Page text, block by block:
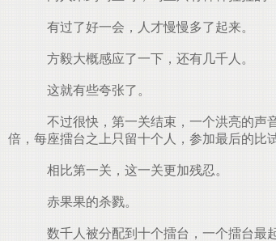
有过了好一会，人才慢慢多了起来。
方毅大概感应了一下，还有几千人。
这就有些夸张了。
不过很快，第一关结束，一个洪亮的声
倍，每座擂台之上只留十个人，参加最后的比
相比第一关，这一关更加残忍。
赤果果的杀戮。
数千人被分配到十个擂台，一个擂台最